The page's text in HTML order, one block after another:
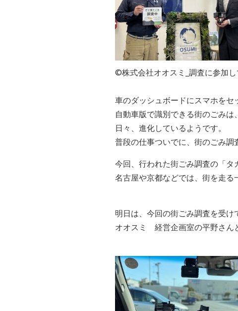
©株式会社オオスミ_調査に参加
車のダッシュボードにスマホをセ
自動車版で識別できる街のごみは
日々、進化しているようです。
普段の仕事ついでに、街のごみ調
今回、行われた街ごみ調査の「
名古屋や京都などでは、街を走る
明日は、今回の街ごみ調査を受け
オオスミ 経営企画室の平野さん